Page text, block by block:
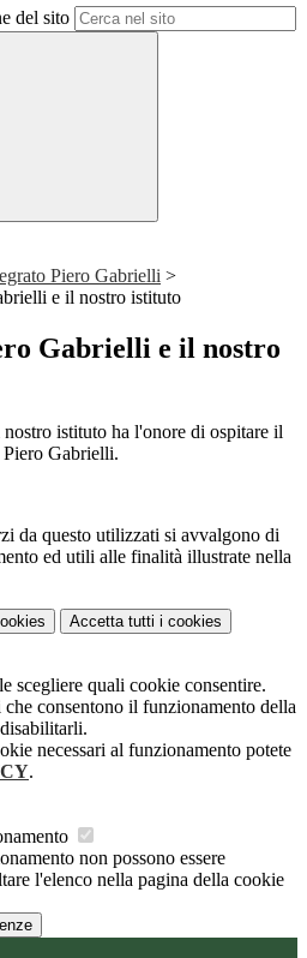
del sito
Piero Gabrielli >
e il nostro istituto
Gabrielli e il nostro
istituto ha l'onore di ospitare il
Gabrielli.
da questo utilizzati si avvalgono di
ed utili alle finalità illustrate nella
Accetta tutti i cookies
scegliere quali cookie consentire.
consentono il funzionamento della
necessari al funzionamento potete
.
non possono essere
l'elenco nella pagina della cookie